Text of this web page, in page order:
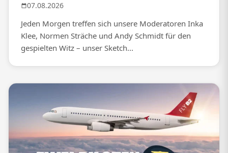
07.08.2026
Jeden Morgen treffen sich unsere Moderatoren Inka
Klee, Normen Sträche und Andy Schmidt für den
gespielten Witz – unser Sketch...